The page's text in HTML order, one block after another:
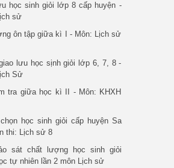
học sinh giỏi lớp 8 cấp huyện -
sử
ôn tập giữa kì I - Môn: Lịch sử
lưu học sịnh giỏi lớp 6, 7, 8 -
Sử
tra giữa học kì II - Môn: KHXH
học sinh giỏi cấp huyện Sa
thi: Lịch sử 8
sát chất lượng học sinh giỏi
tự nhiên lần 2 môn Lịch sử